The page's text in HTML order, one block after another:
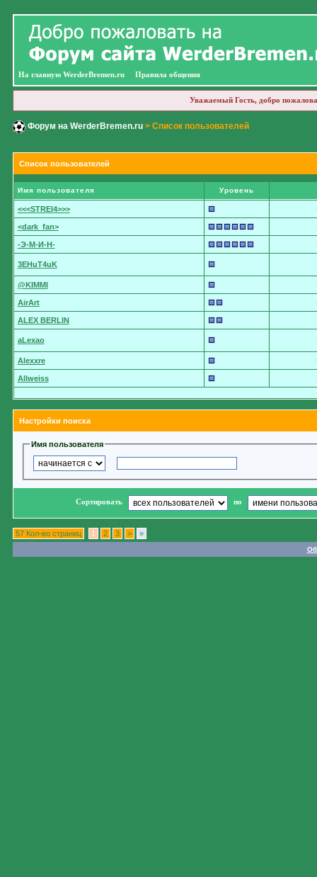
На главную WerderBremen.ru Правила общения
Уважаемый Гость, добро
Форум на WerderBremen.ru> Список пользователей
Список пользователей
Имя пользователя Уровень
<<<STREI4>>>
<dark_fan>
-Э-М-И-Н-
3EHuT4uK
@KIMMI
AirArt
ALEX BERLIN
aLexao
Alexxre
Allweiss
Настройки поиска
Имя пользователя
Сортировать по
57 Кол-во страниц 1 2 3 > »